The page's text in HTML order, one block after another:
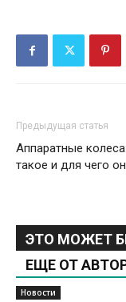
Предыдущая статья
Аппаратные
такое и для чего
ЭТО МОЖЕТ
ЕЩЕ ОТ
Новости